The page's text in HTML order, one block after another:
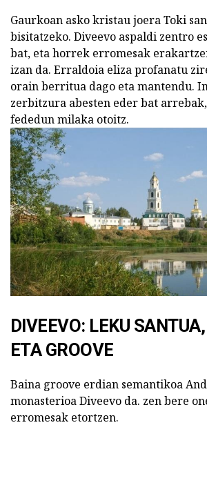
Gaurkoan asko kristau joera Toki
bisitatzeko. Diveevo aspaldi zentro
bat, eta horrek erromesak
izan da. Erraldoia eliza profanatu
orain berritua dago eta mantendu.
zerbitzura abesten eder bat
fededun milaka otoitz.
DIVEEVO: LEKU
ETA GROOVE
Baina groove erdian semantikoa
monasterioa Diveevo da. zen bere
erromesak etortzen.